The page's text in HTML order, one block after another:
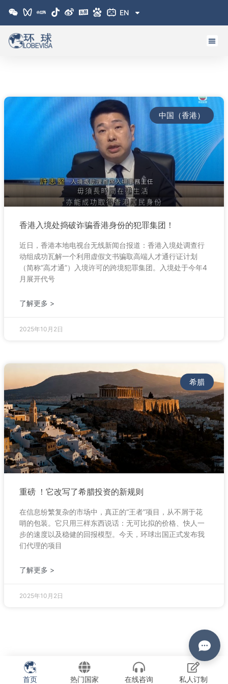
EN
中国（香港）
香港入境处捣破诈骗香港身份的犯罪集团！
近日，香港本地电视台无线新闻台报道：香港入境处调查行
动组成功瓦解一个利用虚假文书骗取高端人才通行证计划
（简称“高才通”）入境许可的跨境犯罪集团。入境处于今年4
月展开代号
了解更多 >
2025年10月2日
希腊
重磅 ！它改写了希腊投资的新规则
在信息纷繁复杂的市场中，真正的“王者”项目，从不屑于花
哨的包装。它只用三样东西说话：无可比拟的价格、快人一
步的速度以及稳健的回报模型。今天，环球出国正式发布我
们代理的项目
了解更多 >
2025年10月2日
首页 热门国家 在线咨询 私人订制